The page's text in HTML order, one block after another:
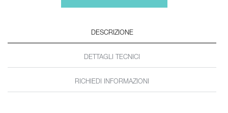
DESCRIZIONE
DETTAGLI TECNICI
RICHIEDI INFORMAZIONI